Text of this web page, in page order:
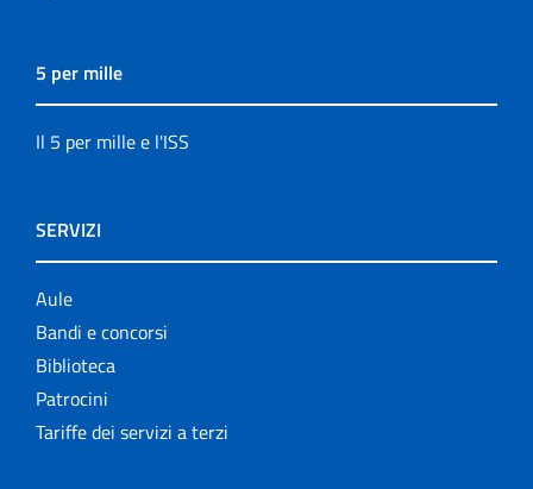
5 per mille
Il 5 per mille e l'ISS
SERVIZI
Aule
Bandi e concorsi
Biblioteca
Patrocini
Tariffe dei servizi a terzi